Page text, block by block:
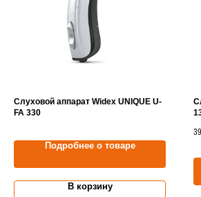
Слуховой аппарат Widex UNIQUE U-
FA 330
Подробнее о товаре
В корзину